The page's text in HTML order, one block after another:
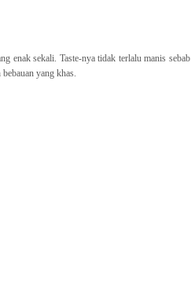
enak sekali. Taste-nya tidak terlalu manis sebab
yang khas.